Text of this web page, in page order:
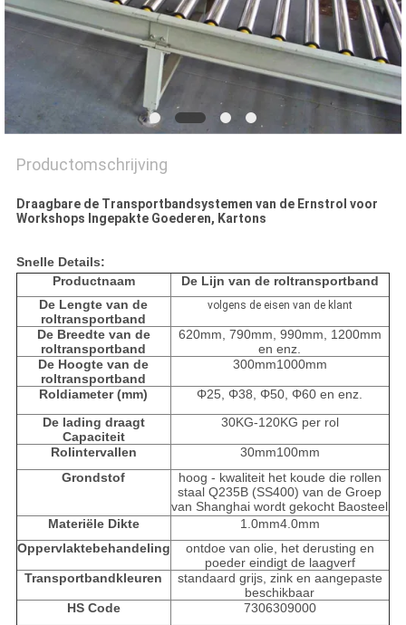
Productomschrijving
Draagbare de Transportbandsystemen van de Ernstrol voor
Workshops Ingepakte Goederen, Kartons
Snelle Details:
Productnaam
De Lijn van de roltransportband
De Lengte van de
roltransportband
volgens de eisen van de klant
De Breedte van de
roltransportband
620mm, 790mm, 990mm, 1200mm
en enz.
De Hoogte van de
roltransportband
300mm1000mm
Roldiameter (mm)
Φ25, Φ38, Φ50, Φ60 en enz.
De lading draagt
Capaciteit
30KG-120KG per rol
Rolintervallen
30mm100mm
Grondstof
hoog - kwaliteit het koude die rollen
staal Q235B (SS400) van de Groep
van Shanghai wordt gekocht Baosteel
Materiële Dikte
1.0mm4.0mm
Oppervlaktebehandeling
ontdoe van olie, het derusting en
poeder eindigt de laagverf
Transportbandkleuren
standaard grijs, zink en aangepaste
beschikbaar
HS Code
7306309000